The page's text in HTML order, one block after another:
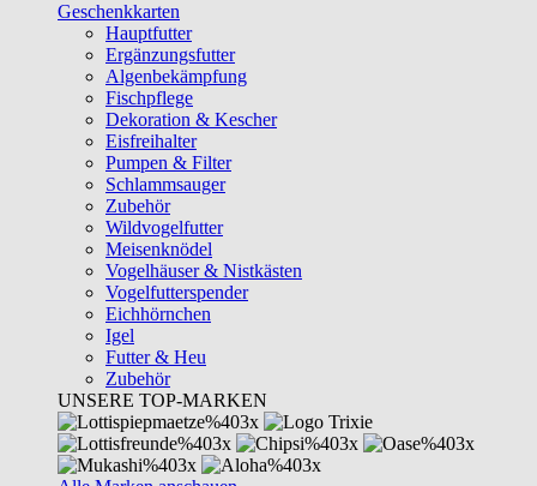
Geschenkkarten
Hauptfutter
Ergänzungsfutter
Algenbekämpfung
Fischpflege
Dekoration & Kescher
Eisfreihalter
Pumpen & Filter
Schlammsauger
Zubehör
Wildvogelfutter
Meisenknödel
Vogelhäuser & Nistkästen
Vogelfutterspender
Eichhörnchen
Igel
Futter & Heu
Zubehör
UNSERE TOP-MARKEN